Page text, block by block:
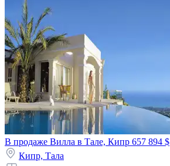
В продаже Вилла в Тале, Кипр 657 894 $
Кипр, Тала